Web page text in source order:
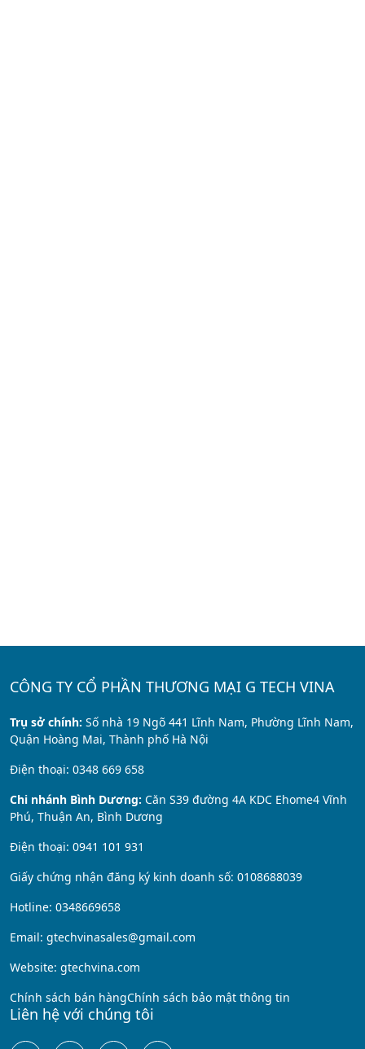
CÔNG TY CỔ PHẦN THƯƠNG MẠI G TECH VINA
Trụ sở chính: Số nhà 19 Ngõ 441 Lĩnh Nam, Phường Lĩnh Nam,
Quận Hoàng Mai, Thành phố Hà Nội
Điện thoại: 0348 669 658
Chi nhánh Bình Dương: Căn S39 đường 4A KDC Ehome4 Vĩnh
Phú, Thuận An, Bình Dương
Điện thoại: 0941 101 931
Giấy chứng nhận đăng ký kinh doanh số: 0108688039
Hotline: 0348669658
Email: gtechvinasales@gmail.com
Website: gtechvina.com
Chính sách bán hàngChính sách bảo mật thông tin
Liên hệ với chúng tôi